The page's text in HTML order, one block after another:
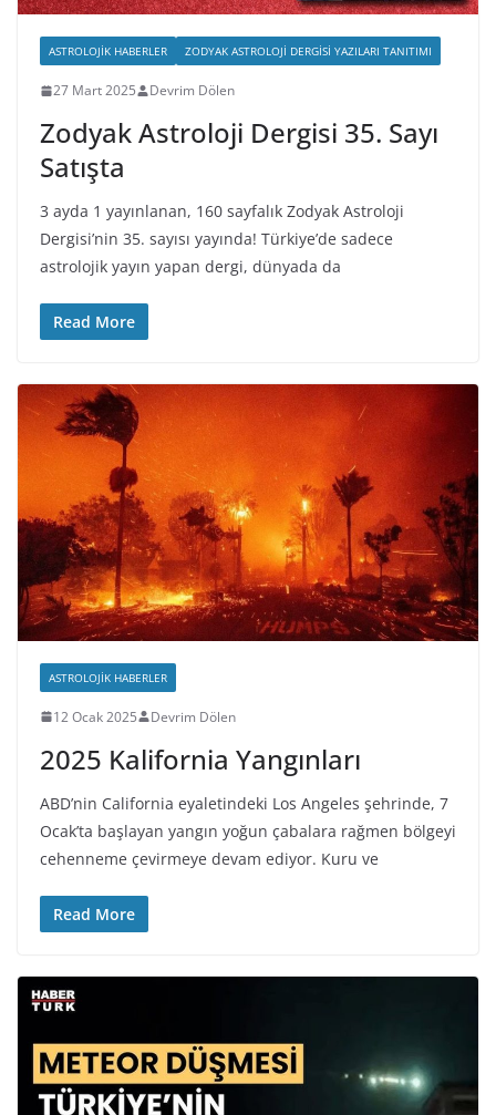
ASTROLOJIK HABERLER ZODYAK ASTROLOJI DERGISI YAZILARI TANITIMI
27 Mart 2025 Devrim Dölen
Zodyak Astroloji Dergisi 35. Sayı
Satışta
3 ayda 1 yayınlanan, 160 sayfalık Zodyak Astroloji
Dergisi’nin 35. sayısı yayında! Türkiye’de sadece
astrolojik yayın yapan dergi, dünyada da
Read More
ASTROLOJIK HABERLER
12 Ocak 2025 Devrim Dölen
2025 Kalifornia Yangınları
ABD’nin California eyaletindeki Los Angeles şehrinde, 7
Ocak’ta başlayan yangın yoğun çabalara rağmen bölgeyi
cehenneme çevirmeye devam ediyor. Kuru ve
Read More